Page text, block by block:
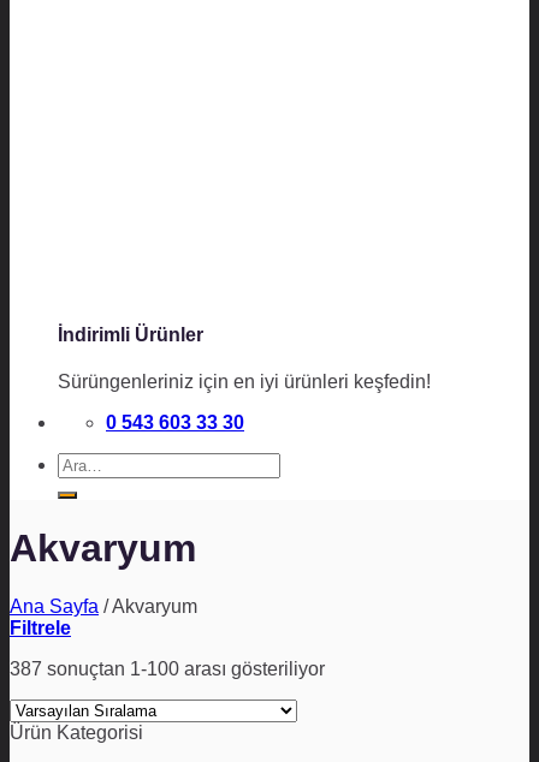
İndirimli Ürünler
Sürüngenleriniz için en iyi ürünleri keşfedin!
0 543 603 33 30
Ara:
Akvaryum
Ana Sayfa /Akvaryum
Filtrele
387 sonuçtan 1-100 arası gösteriliyor
Ürün Kategorisi